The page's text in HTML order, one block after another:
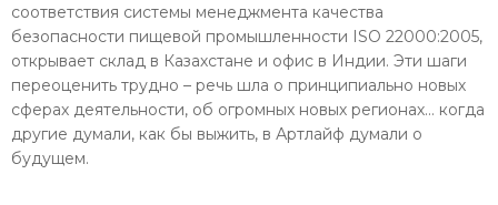
соответствия системы менеджмента качества
безопасности пищевой промышленности ISO 22000:2005,
открывает склад в Казахстане и офис в Индии. Эти шаги
переоценить трудно – речь шла о принципиально новых
сферах деятельности, об огромных новых регионах… когда
другие думали, как бы выжить, в Артлайф думали о
будущем.